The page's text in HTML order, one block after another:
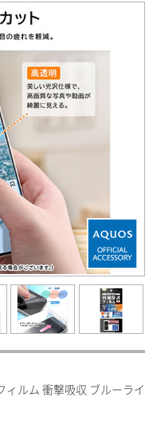
ルム 衝撃吸収 ブルーライ